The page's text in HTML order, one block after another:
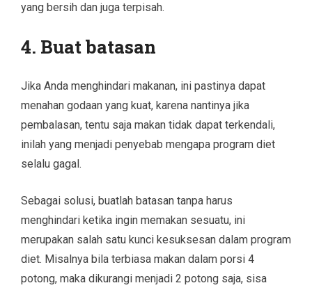
yang bersih dan juga terpisah.
4. Buat batasan
Jika Anda menghindari makanan, ini pastinya dapat
menahan godaan yang kuat, karena nantinya jika
pembalasan, tentu saja makan tidak dapat terkendali,
inilah yang menjadi penyebab mengapa program diet
selalu gagal.
Sebagai solusi, buatlah batasan tanpa harus
menghindari ketika ingin memakan sesuatu, ini
merupakan salah satu kunci kesuksesan dalam program
diet. Misalnya bila terbiasa makan dalam porsi 4
potong, maka dikurangi menjadi 2 potong saja, sisa